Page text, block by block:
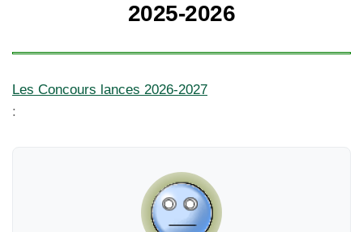
2025-2026
Les Concours lances 2026-2027
: